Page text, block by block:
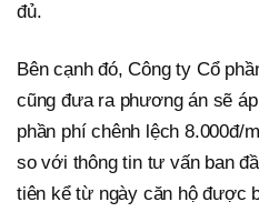
đủ.
Bên cạnh đó, Công ty Cổ
cũng đưa ra phương án sẽ
phần phí chênh lệch 8.000đ/
so với thông tin tư vấn ban
tiên kể từ ngày căn hộ được